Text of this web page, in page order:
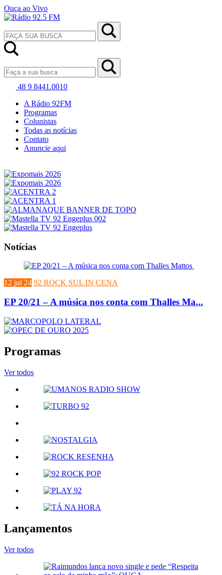
Ouça ao Vivo
48 9 8441.0010
A Rádio 92FM
Programas
Colunistas
Todas as notícias
Contato
Anuncie aqui
Notícias
12 jul 24 92 ROCK SUL IN CENA
EP 20/21 – A música nos conta com Thalles Ma...
Programas
Ver todos
Lançamentos
Ver todos